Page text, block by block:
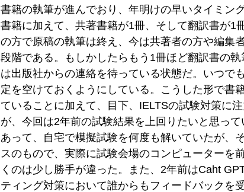
書籍の執筆が進んでおり、年明けの早いタイミン
書籍に加えて、共著書籍が1冊、そして翻訳書が1
の方で原稿の執筆は終え、今は共著者の方や編集
段階である。もしかしたらもう1冊ほど翻訳書の
は出版社からの連絡を待っている状態だ。いつで
定を空けておくようにしている。こうした形で書
ていることに加えて、目下、IELTSの試験対策に
が、今回は2年前の試験結果を上回りたいと思っ
あって、自宅で模擬試験を何度も解いていたが、
スのもので、実際に試験会場のコンピューターを
くのは少し勝手が違った。また、2年前はCaht
ティング対策において誰からもフィードバックを